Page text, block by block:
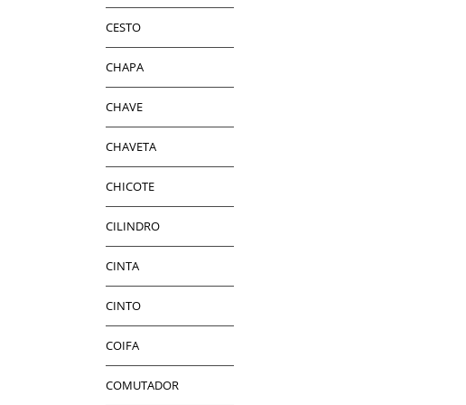
CESTO
CHAPA
CHAVE
CHAVETA
CHICOTE
CILINDRO
CINTA
CINTO
COIFA
COMUTADOR